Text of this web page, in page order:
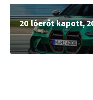
20 lóerőt kapott,